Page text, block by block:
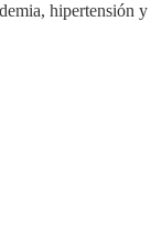
hipertensión y